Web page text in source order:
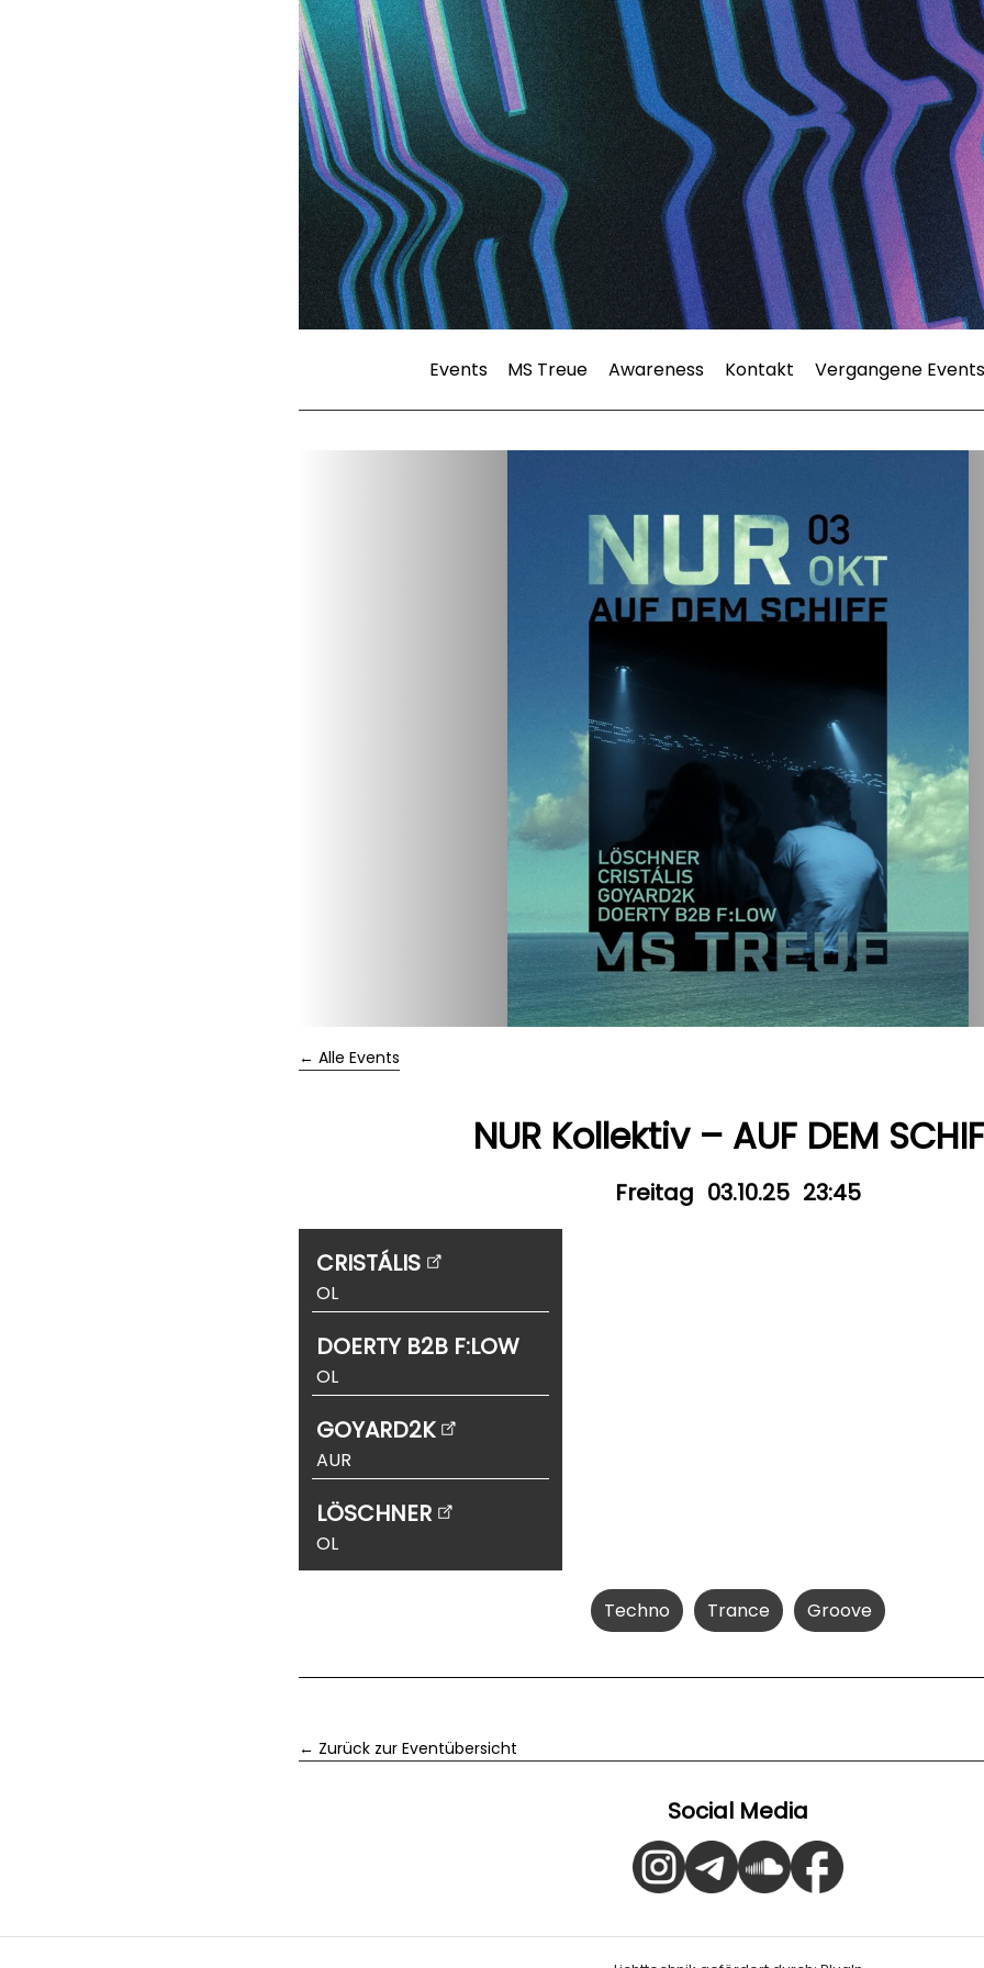
Events MS Treue Awareness Kontakt Vergangene Events
← Alle Events
NUR Kollektiv – AUF DEM
Freitag 03.10.25 23:45
CRISTÁLIS
OL
DOERTY B2B F:LOW
OL
GOYARD2K
AUR
LÖSCHNER
OL
Techno Trance Groove
← Zurück zur Eventübersicht
Social Media